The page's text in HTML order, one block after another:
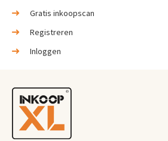
Gratis inkoopscan
Registreren
Inloggen